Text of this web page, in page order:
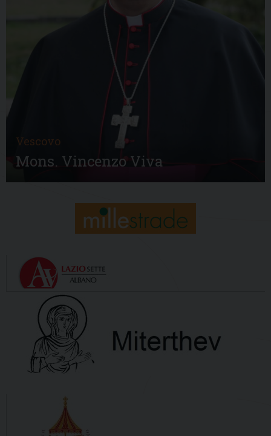
Vescovo
Mons. Vincenzo Viva